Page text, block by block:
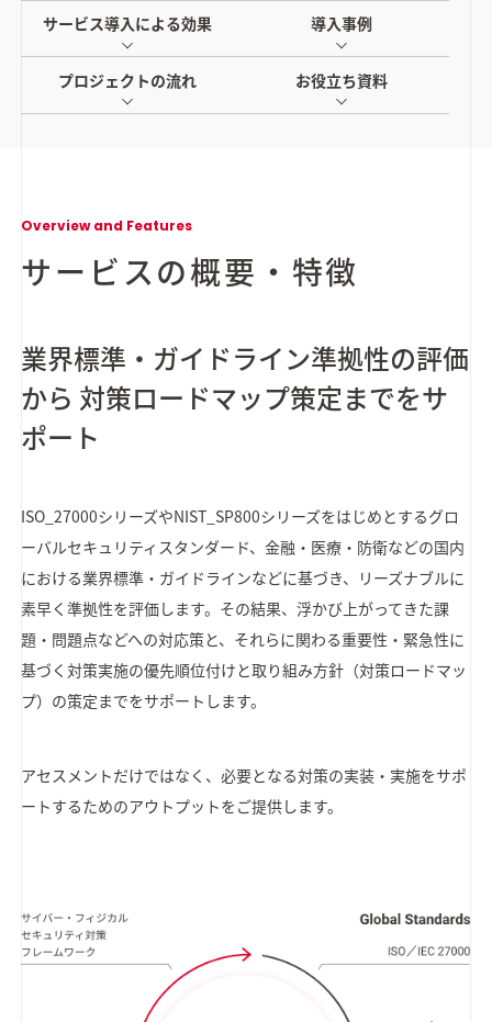
サービス導入による効果 導入事例
プロジェクトの流れ お役立ち資料
Overview and Features
サービスの概要・特徴
業界標準・ガイドライン準拠性の評価
から 対策ロードマップ策定までをサ
ポート
ISO_27000シリーズやNIST_SP800シリーズをはじめとするグロ
ーバルセキュリティスタンダード、金融・医療・防衛などの国内
における業界標準・ガイドラインなどに基づき、リーズナブルに
素早く準拠性を評価します。その結果、浮かび上がってきた課
題・問題点などへの対応策と、それらに関わる重要性・緊急性に
基づく対策実施の優先順位付けと取り組み方針（対策ロードマッ
プ）の策定までをサポートします。
アセスメントだけではなく、必要となる対策の実装・実施をサポ
ートするためのアウトプットをご提供します。